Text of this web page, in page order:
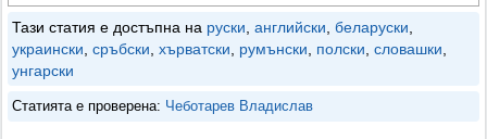
Тази статия е достъпна на руски английски беларуски
украински сръбски хърватски румънски полски словашки
унгарски
Статията е проверена: Чеботарев Владислав